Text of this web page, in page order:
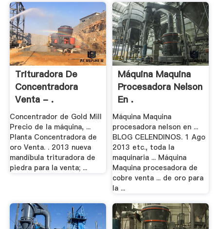
Trituradora De
Concentradora
Venta - .
Concentrador de Gold Mill
Precio de la máquina, ...
Planta Concentradora de
oro Venta. . 2013 nueva
mandíbula trituradora de
piedra para la venta; ...
Máquina Maquina
Procesadora Nelson
En .
Máquina Maquina
procesadora nelson en ...
BLOG CELENDINOS. 1 Ago
2013 etc., toda la
maquinaria ... Máquina
Maquina procesadora de
cobre venta ... de oro para
la ...